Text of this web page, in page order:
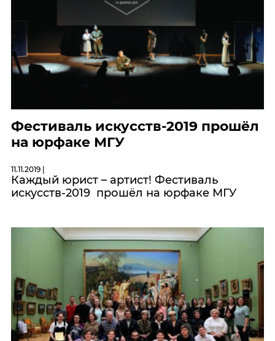
Фестиваль искусств-2019 прошёл
на юрфаке МГУ
11.11.2019 |
Каждый юрист – артист! Фестиваль
искусств-2019 прошёл на юрфаке МГУ